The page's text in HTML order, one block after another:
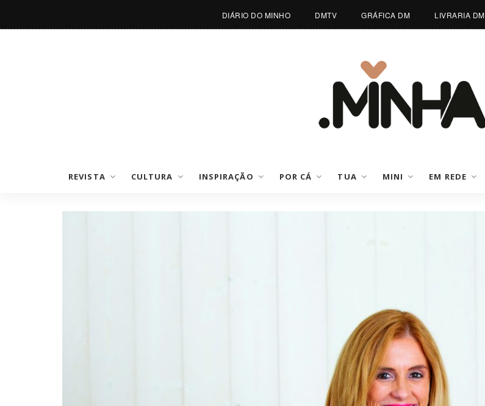
DIÁRIO DO MINHO DMTV GRÁFICA DM LIVRARIA DM
REVISTA CULTURA INSPIRAÇÃO POR CÁ TUA MINI EM REDE